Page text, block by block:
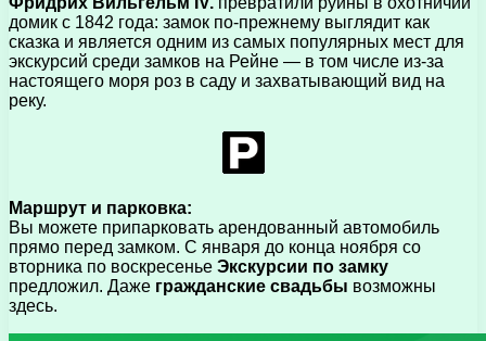
домик с 1842 года: замок по-прежнему выглядит как
сказка и является одним из самых популярных мест для
экскурсий среди замков на Рейне — в том числе из-за
настоящего моря роз в саду и захватывающий вид на
реку.
Маршрут и парковка:
Вы можете припарковать арендованный автомобиль
прямо перед замком. С января до конца ноября со
вторника по воскресенье Экскурсии по замку
предложил. Даже гражданские свадьбы возможны
здесь.